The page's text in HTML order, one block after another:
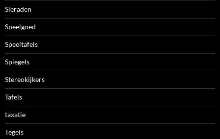
Sieraden
Speelgoed
Speeltafels
Spiegels
Stereokijkers
Tafels
taxatie
Tegels